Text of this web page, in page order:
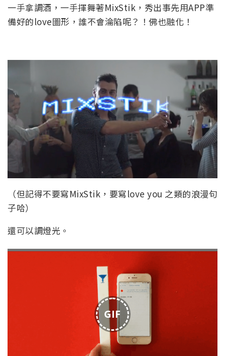
一手拿調酒，一手揮舞著MixStik，秀出事先用APP準
備好的love圖形，誰不會淪陷呢？！佛也融化！
（但記得不要寫MixStik，要寫love you 之類的浪漫句
子哈）
還可以調燈光。
GIF